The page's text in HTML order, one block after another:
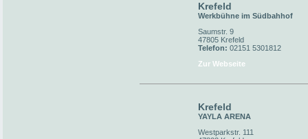
Krefeld
Werkbühne im Südbahhof
Saumstr. 9
47805 Krefeld
Telefon: 02151 5301812
Zur Webseite
Krefeld
YAYLA ARENA
Westparkstr. 111